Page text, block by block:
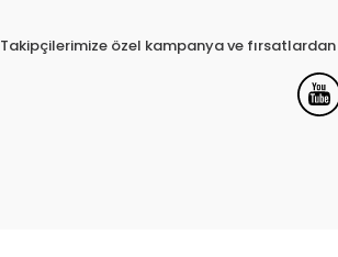
Takipçilerimize özel kampanya ve